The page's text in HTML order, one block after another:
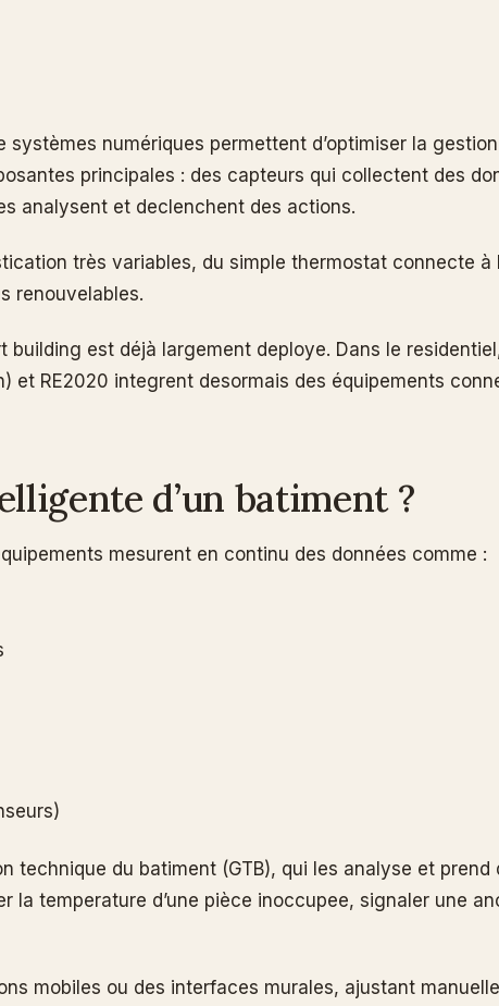
numériques permettent d’optimiser la
principales : des capteurs qui collectent des
analysent et declenchent des actions.
très variables, du simple thermostat connecte
renouvelables.
est déjà largement deploye. Dans le
et RE2020 integrent desormais des équipements
d’un batiment ?
mesurent en continu des données comme :
du batiment (GTB), qui les analyse et
la temperature d’une pièce inoccupee, signaler une
mobiles ou des interfaces murales, ajustant